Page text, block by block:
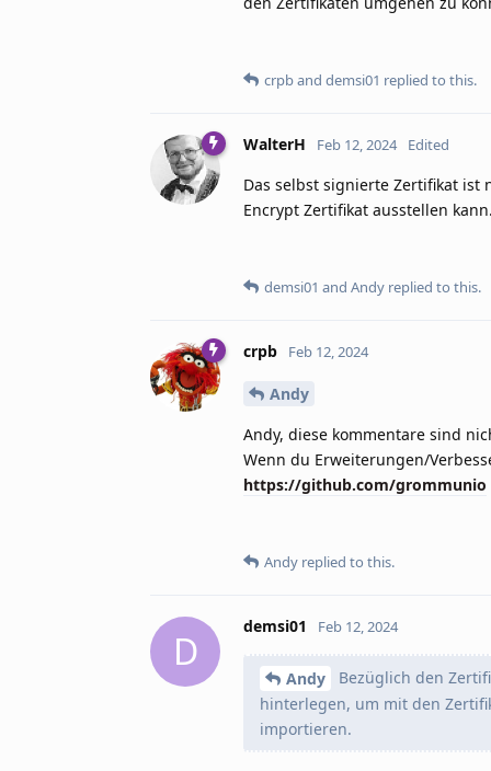
crpband demsi01 replied to this.
WalterH Feb 12, 2024 Edited
Das selbst signierte Zertifikat
Encrypt Zertifikat ausstellen
demsi01 and Andy replied to this.
crpb Feb 12, 2024
Andy
Andy, diese kommentare sind
Wenn du Erweiterungen/
https://github.com/grommunio
Andy replied to this.
D
demsi01 Feb 12, 2024
Andy
Bezüglich den
hinterlegen, um mit den
importieren.